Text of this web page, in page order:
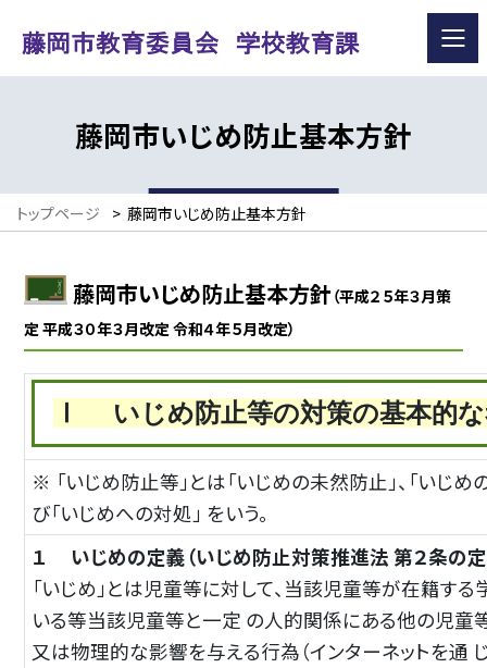
藤岡市いじめ防止基本方針
トップページ > 藤岡市いじめ防止基本方針
藤岡市いじめ防止基本方針（平成２５年３月策
定 平成３０年３月改定 令和４年５月改定）
Ⅰ いじめ防止等の対策の基本的
※ 「いじめ防止等」とは「いじめの未然防止」、「いじめ
び「いじめへの対処」 をいう。
１ いじめの定義（いじめ防止対策推進法 第２条の定
「いじめ」とは児童等に対して、当該児童等が在籍す
いる等当該児童等と一定 の人的関係にある他の児童
又は物理的な影響を与える行為（インターネットを通